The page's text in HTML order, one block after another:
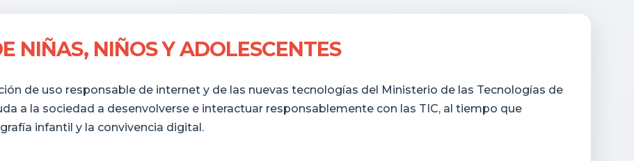
NIÑAS, NIÑOS Y ADOLESCENTES
de uso responsable de internet y de las nuevas tecnologías del Ministerio de las Tecnologías de
a la sociedad a desenvolverse e interactuar responsablemente con las TIC, al tiempo que
infantil y la convivencia digital.